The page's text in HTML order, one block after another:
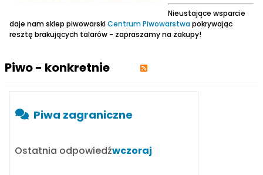
Nieustające wsparcie
daje nam sklep piwowarskiCentrum Piwowarstwapokrywając
resztę brakujących talarów - zapraszamy na zakupy!
Piwo - konkretnie
Piwa zagraniczne
wczoraj
Ostatnia odpowiedź